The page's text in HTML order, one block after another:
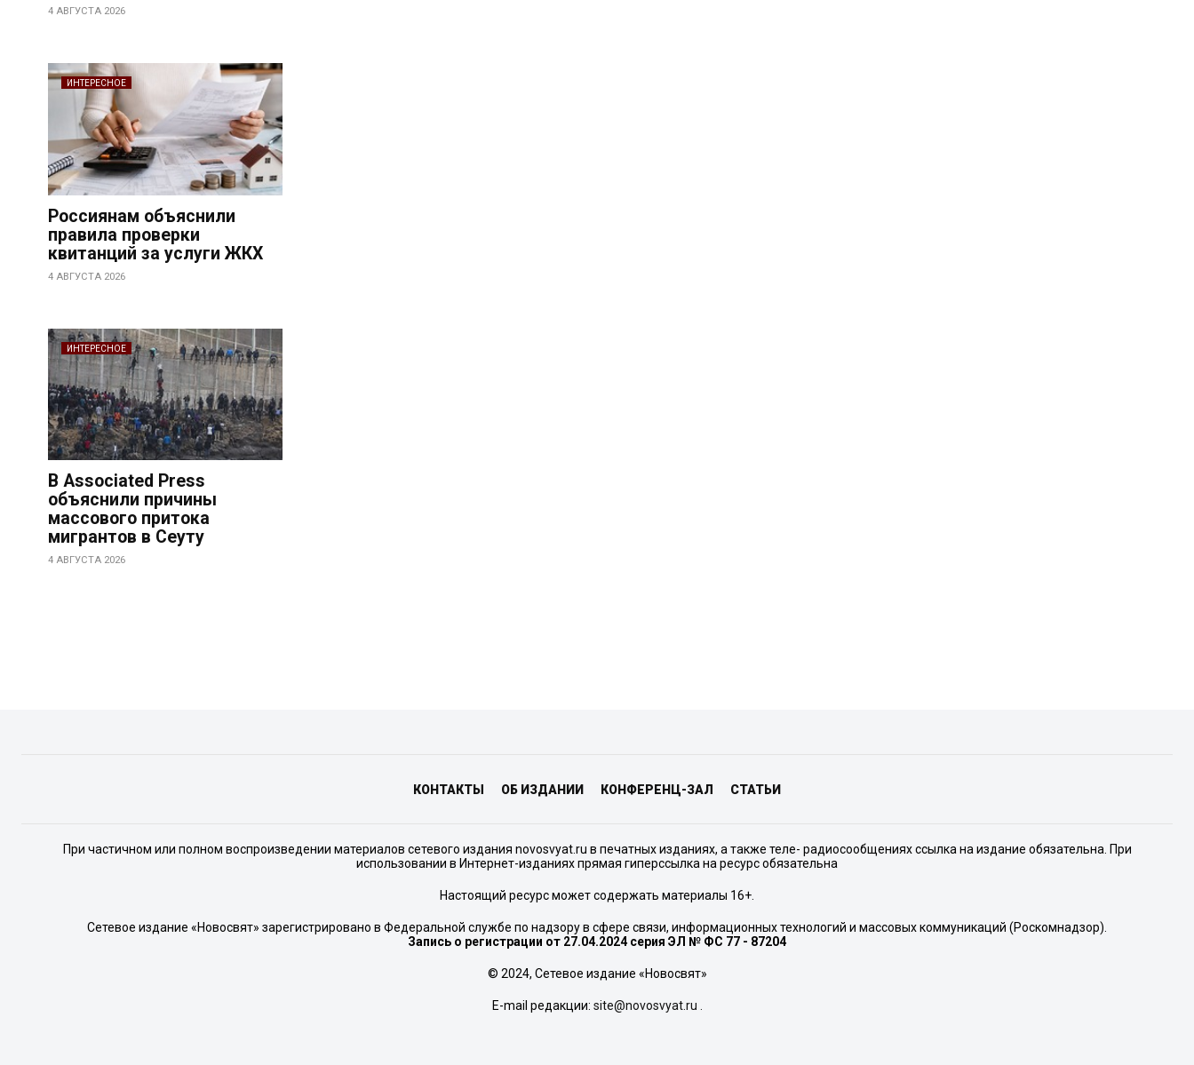
4 АВГУСТА 2026
ИНТЕРЕСНОЕ
Россиянам объяснили
правила проверки
квитанций за услуги ЖКХ
4 АВГУСТА 2026
ИНТЕРЕСНОЕ
В Associated Press
объяснили причины
массового притока
мигрантов в Сеуту
4 АВГУСТА 2026
КОНТАКТЫ ОБ ИЗДАНИИ КОНФЕРЕНЦ-ЗАЛ СТАТЬИ
При частичном или полном воспроизведении материалов сетевого издания novosvyat.ru в печатных изданиях, а также теле- радиосообщениях ссылка на издание обязательна. При
использовании в Интернет-изданиях прямая гиперссылка на ресурс обязательна
Настоящий ресурс может содержать материалы 16+.
Сетевое издание «Новосвят» зарегистрировано в Федеральной службе по надзору в сфере связи, информационных технологий и массовых коммуникаций (Роскомнадзор).
Запись о регистрации от 27.04.2024 серия ЭЛ № ФС 77 - 87204
© 2024, Сетевое издание «Новосвят»
E-mail редакции: site@novosvyat.ru